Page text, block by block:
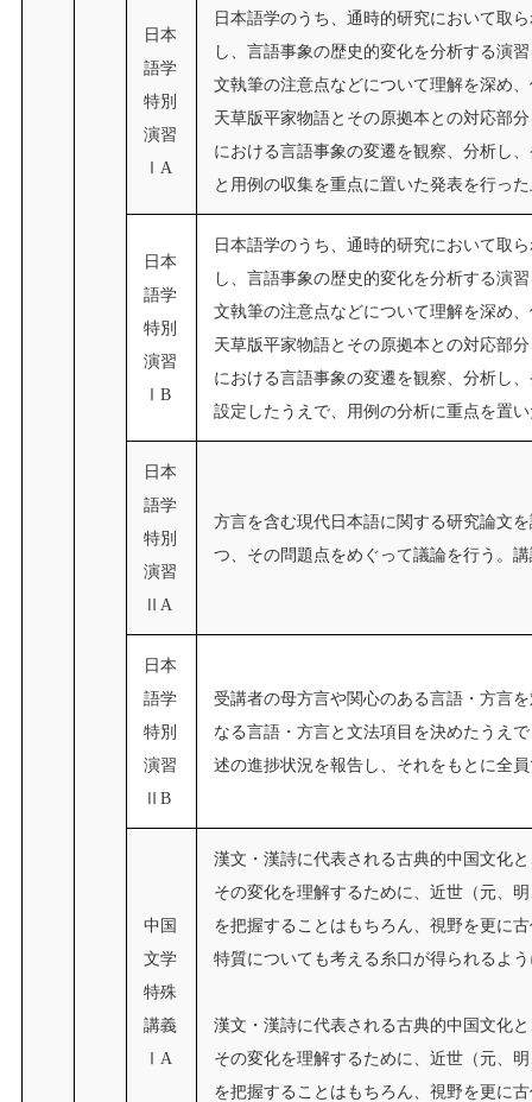
日本
語学
特別
演習
ⅠA
日本語学のうち、通時的研究において取
し、言語事象の歴史的変化を分析する演
文執筆の注意点などについて理解を深め
天草版平家物語とその原拠本との対応部
における言語事象の変遷を観察、分析し
と用例の収集を重点に置いた発表を行っ
日本
語学
特別
演習
ⅠB
日本語学のうち、通時的研究において取
し、言語事象の歴史的変化を分析する演
文執筆の注意点などについて理解を深め
天草版平家物語とその原拠本との対応部
における言語事象の変遷を観察、分析し
設定したうえで、用例の分析に重点を置
日本
語学
特別
演習
ⅡA
方言を含む現代日本語に関する研究論文
つ、その問題点をめぐって議論を行う。
日本
語学
特別
演習
ⅡB
受講者の母方言や関心のある言語・方言
なる言語・方言と文法項目を決めたうえ
述の進捗状況を報告し、それをもとに全
中国
文学
特殊
講義
ⅠA
漢文・漢詩に代表される古典的中国文化
その変化を理解するために、近世（元、
を把握することはもちろん、視野を更に
特質についても考える糸口が得られるよ
漢文・漢詩に代表される古典的中国文化
その変化を理解するために、近世（元、
を把握することはもちろん、視野を更に